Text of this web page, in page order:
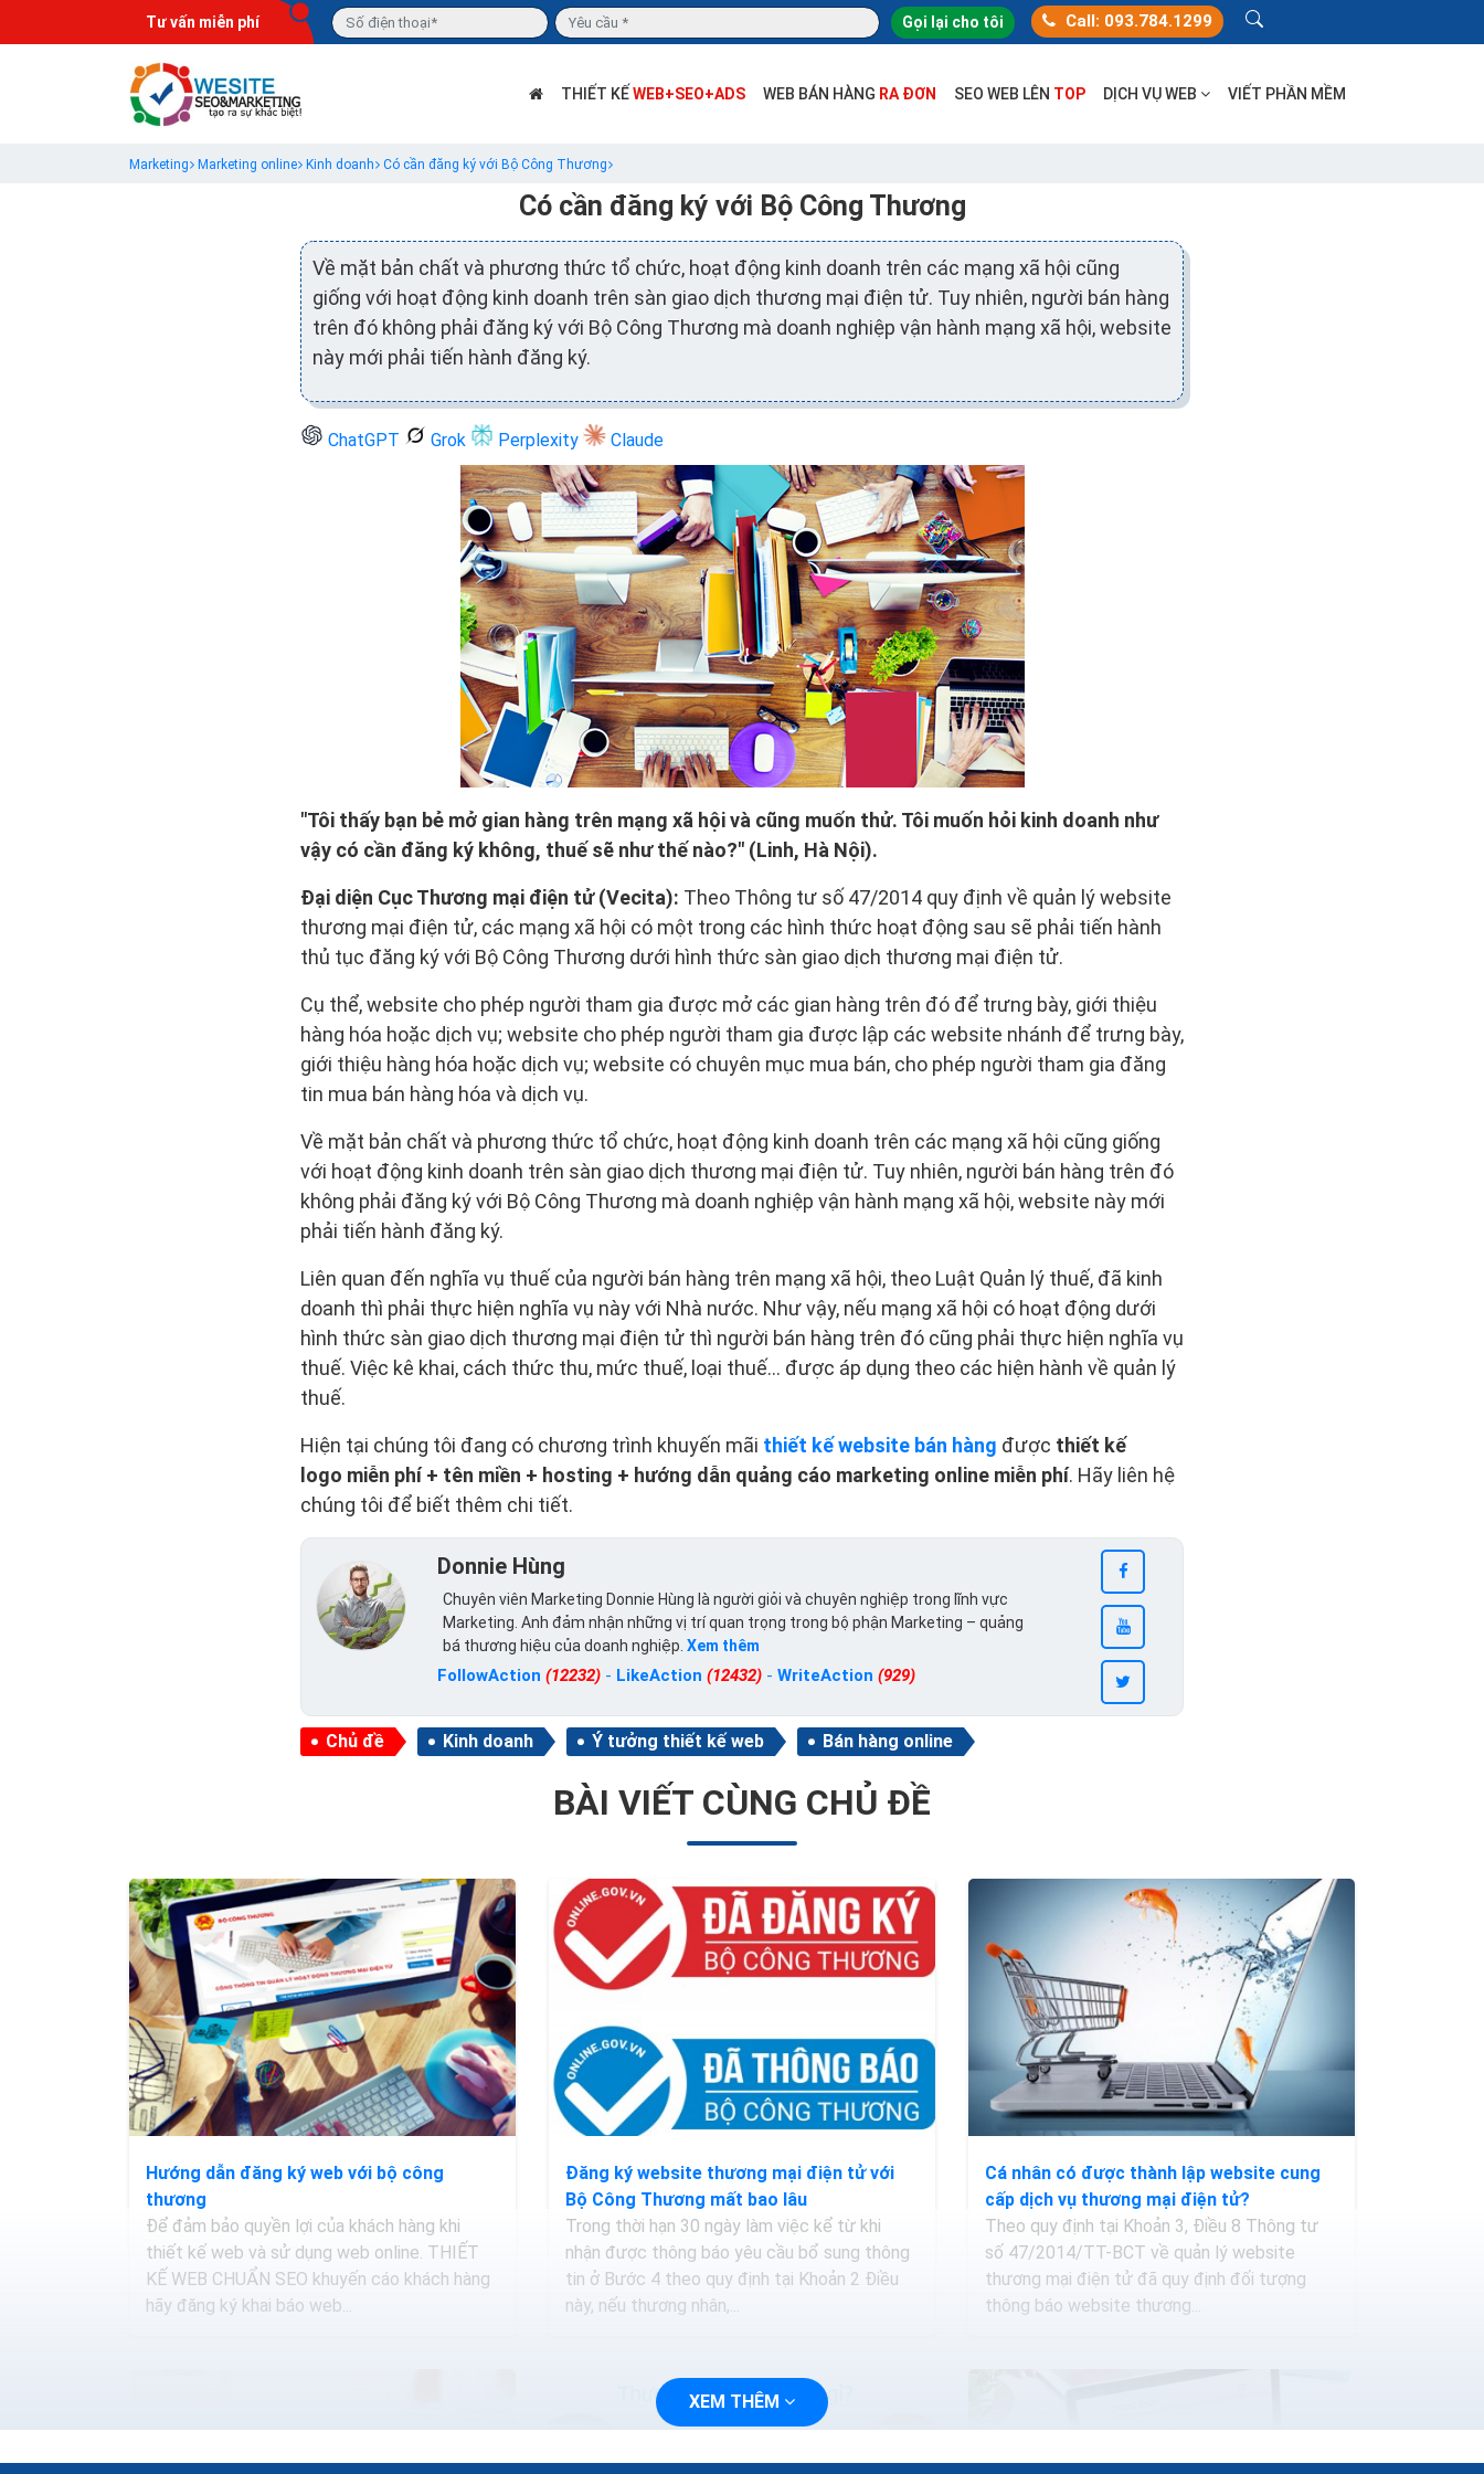
Tư vấn miễn phí Gọi lại cho tôi Call: 093.784.1299
THIẾT KẾWEB+SEO+ADS WEB BÁN HÀNG RA ĐƠN SEO WEB LÊN TOP DỊCH VỤ WEB VIẾT PHẦN MỀM
Marketing Marketing online Kinh doanh Có cần đăng ký với Bộ Công Thương
Có cần đăng ký với Bộ Công Thương
Về mặt bản chất và phương thức tổ chức, hoạt động kinh doanh trên các mạng xã hội cũng
giống với hoạt động kinh doanh trên sàn giao dịch thương mại điện tử. Tuy nhiên, người bán hàng
trên đó không phải đăng ký với Bộ Công Thương mà doanh nghiệp vận hành mạng xã hội, website
này mới phải tiến hành đăng ký.
ChatGPT Grok Perplexity Claude
"Tôi thấy bạn bẻ mở gian hàng trên mạng xã hội và cũng muốn thử. Tôi muốn hỏi kinh doanh như
vậy có cần đăng ký không, thuế sẽ như thế nào?" (Linh, Hà Nội).
Đại diện Cục Thương mại điện tử (Vecita): Theo Thông tư số 47/2014 quy định về quản lý website
thương mại điện tử, các mạng xã hội có một trong các hình thức hoạt động sau sẽ phải tiến hành
thủ tục đăng ký với Bộ Công Thương dưới hình thức sàn giao dịch thương mại điện tử.
Cụ thể, website cho phép người tham gia được mở các gian hàng trên đó để trưng bày, giới thiệu
hàng hóa hoặc dịch vụ; website cho phép người tham gia được lập các website nhánh để trưng bày,
giới thiệu hàng hóa hoặc dịch vụ; website có chuyên mục mua bán, cho phép người tham gia đăng
tin mua bán hàng hóa và dịch vụ.
Về mặt bản chất và phương thức tổ chức, hoạt động kinh doanh trên các mạng xã hội cũng giống
với hoạt động kinh doanh trên sàn giao dịch thương mại điện tử. Tuy nhiên, người bán hàng trên đó
không phải đăng ký với Bộ Công Thương mà doanh nghiệp vận hành mạng xã hội, website này mới
phải tiến hành đăng ký.
Liên quan đến nghĩa vụ thuế của người bán hàng trên mạng xã hội, theo Luật Quản lý thuế, đã kinh
doanh thì phải thực hiện nghĩa vụ này với Nhà nước. Như vậy, nếu mạng xã hội có hoạt động dưới
hình thức sàn giao dịch thương mại điện tử thì người bán hàng trên đó cũng phải thực hiện nghĩa vụ
thuế. Việc kê khai, cách thức thu, mức thuế, loại thuế... được áp dụng theo các hiện hành về quản lý
thuế.
Hiện tại chúng tôi đang có chương trình khuyến mãi thiết kế website bán hàng được thiết kế
logo miễn phí + tên miền + hosting + hướng dẫn quảng cáo marketing online miễn phí. Hãy liên hệ
chúng tôi để biết thêm chi tiết.
Donnie Hùng
Chuyên viên Marketing Donnie Hùng là người giỏi và chuyên nghiệp trong lĩnh vực
Marketing. Anh đảm nhận những vị trí quan trọng trong bộ phận Marketing – quảng
bá thương hiệu của doanh nghiệp. Xem thêm
FollowAction (12232) - LikeAction (12432) - WriteAction (929)
Chủ đề Kinh doanh Ý tưởng thiết kế web Bán hàng online
BÀI VIẾT CÙNG CHỦ ĐỀ
Hướng dẫn đăng ký web với bộ công
thương
Để đảm bảo quyền lợi của khách hàng khi
thiết kế web và sử dụng web online. THIẾT
KẾ WEB CHUẨN SEO khuyến cáo khách hàng
hãy đăng ký khai báo web...
Đăng ký website thương mại điện tử với
Bộ Công Thương mất bao lâu
Trong thời hạn 30 ngày làm việc kể từ khi
nhận được thông báo yêu cầu bổ sung thông
tin ở Bước 4 theo quy định tại Khoản 2 Điều
này, nếu thương nhân,...
Cá nhân có được thành lập website cung
cấp dịch vụ thương mại điện tử?
Theo quy định tại Khoản 3, Điều 8 Thông tư
số 47/2014/TT-BCT về quản lý website
thương mại điện tử đã quy định đối tượng
thông báo website thương...
XEM THÊM